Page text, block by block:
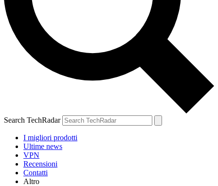
Search TechRadar
I migliori prodotti
Ultime news
VPN
Recensioni
Contatti
Altro